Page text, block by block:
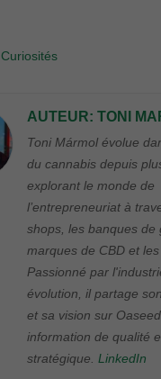
Curiosités
AUTEUR: TONI
Toni Mármol évolue
du cannabis depuis
explorant le monde de
l’entrepreneuriat à
shops, les banques de
marques de CBD et les
Passionné par
évolution, il partage
et sa vision sur
information de qualité
stratégique. LinkedIn